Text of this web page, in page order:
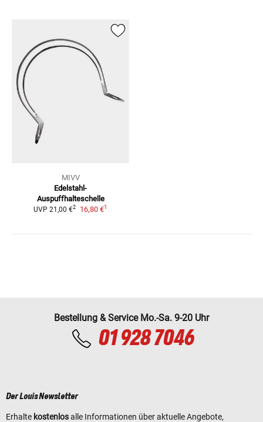
MIVV
Edelstahl-
Auspuffhalteschelle
UVP 21,00 €2 16,80 €1
Bestellung & Service Mo.-Sa. 9-20 Uhr
01 928 7046
Der Louis Newsletter
Erhalte kostenlosalle Informationen über aktuelle Angebote,